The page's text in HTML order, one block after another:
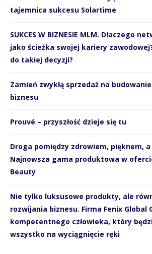
tajemnica sukcesu Solartime
SUKCES W BIZNESIE MLM. Dlaczego
jako ścieżka swojej kariery
do takiej decyzji?
Zamień zwykłą sprzedaż na
biznesu
Prouvé – przyszłość dzieje się tu
Droga pomiędzy zdrowiem, pięknem, a
Najnowsza gama produktowa w
Beauty
Nie tylko luksusowe produkty, ale
rozwijania biznesu. Firma Fenix Global
kompetentnego człowieka, który
wszystko na wyciągnięcie ręki